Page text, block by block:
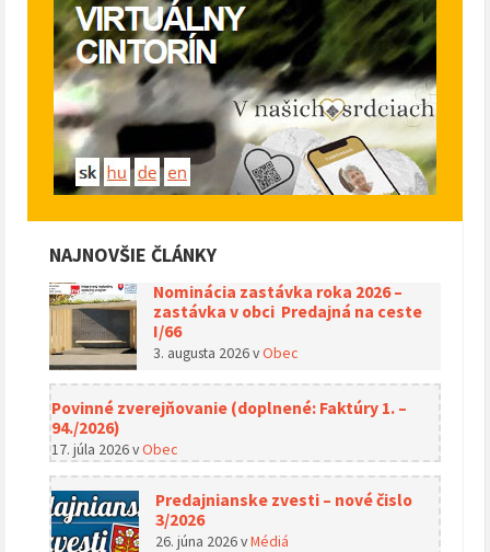
NAJNOVŠIE ČLÁNKY
Nominácia zastávka roka 2026 –
zastávka v obci Predajná na ceste
I/66
3. augusta 2026vObec
Povinné zverejňovanie (doplnené: Faktúry 1. –
94./2026)
17. júla 2026vObec
Predajnianske zvesti – nové čislo
3/2026
26. júna 2026vMédiá